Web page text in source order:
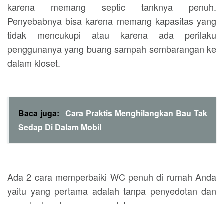
karena memang septic tanknya penuh.
Penyebabnya bisa karena memang kapasitas yang
tidak mencukupi atau karena ada perilaku
penggunanya yang buang sampah sembarangan ke
dalam kloset.
Baca juga: Cara Praktis Menghilangkan Bau Tak
Sedap Di Dalam Mobil
Ada 2 cara memperbaiki WC penuh di rumah Anda
yaitu yang pertama adalah tanpa penyedotan dan